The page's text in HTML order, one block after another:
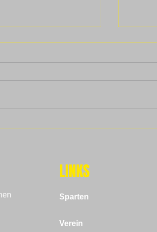
LINKS
Sparten
Verein